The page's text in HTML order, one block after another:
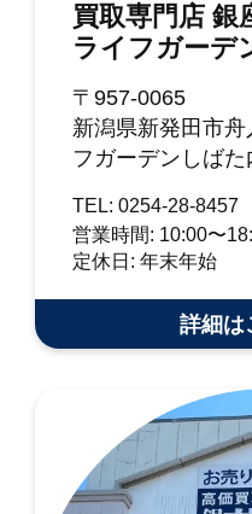
買取専門店 銀
ライフガーデ
〒957-0065
新潟県新発田市
フガーデンしばた
TEL: 0254-28-8457
営業時間: 10:00〜
定休日: 年末年始
詳細は